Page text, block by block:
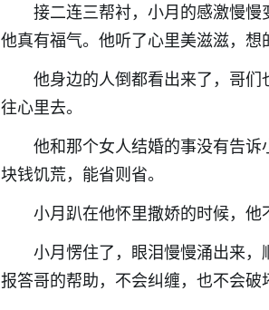
接二连三帮衬，小月的感激慢
他真有福气。他听了心里美滋滋，想
他身边的人倒都看出来了，哥
往心里去。
他和那个女人结婚的事没有告
块钱饥荒，能省则省。
小月趴在他怀里撒娇的时候，他
小月愣住了，眼泪慢慢涌出来
报答哥的帮助，不会纠缠，也不会破